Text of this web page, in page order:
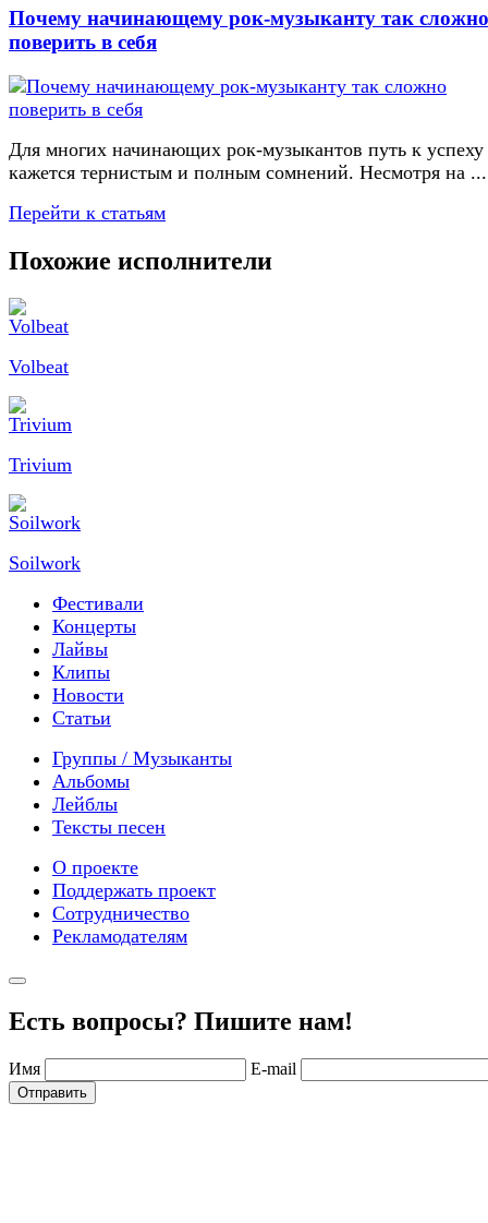
Почему начинающему рок-музыканту так сложно
поверить в себя
Для многих начинающих рок-музыкантов путь к успеху
кажется тернистым и полным сомнений. Несмотря на ...
Перейти к статьям
Похожие исполнители
Volbeat
Trivium
Soilwork
Фестивали
Концерты
Лайвы
Клипы
Новости
Статьи
Группы / Музыканты
Альбомы
Лейблы
Тексты песен
О проекте
Поддержать проект
Сотрудничество
Рекламодателям
Есть вопросы? Пишите нам!
Имя E-mail